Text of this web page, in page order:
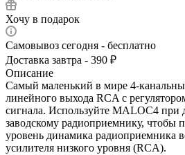
Хочу в подарок
Самовывоз сегодня - бесплатно
Доставка завтра - 390 ₽
Описание
Самый маленький в мире 4-
линейного выхода RCA с
сигнала. Используйте MALOC4 при
заводскому радиоприемнику, чтобы
уровень динамика радиоприемника
усилителя низкого уровня (RCA).